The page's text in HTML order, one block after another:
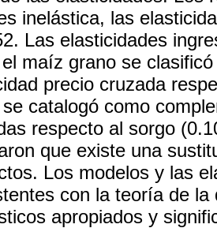
inelástica, las
Las elasticidades
maíz grano se
precio cruzada
catalogó como
respecto al sorgo
que existe una
Los modelos y las
con la teoría de
apropiados y